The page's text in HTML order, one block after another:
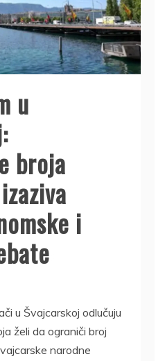
u
broja
i
u Švajcarskoj odlučuju
želi da ograniči broj
narodne